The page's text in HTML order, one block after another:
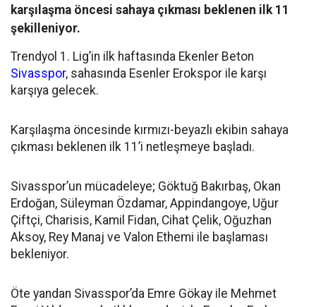
karşılaşma öncesi sahaya çıkması beklenen ilk 11
şekilleniyor.
Trendyol 1. Lig’in ilk haftasında Ekenler Beton
Sivasspor, sahasında Esenler Erokspor ile karşı
karşıya gelecek.
Karşılaşma öncesinde kırmızı-beyazlı ekibin sahaya
çıkması beklenen ilk 11’i netleşmeye başladı.
Sivasspor’un mücadeleye; Göktuğ Bakırbaş, Okan
Erdoğan, Süleyman Özdamar, Appindangoye, Uğur
Çiftçi, Charisis, Kamil Fidan, Cihat Çelik, Oğuzhan
Aksoy, Rey Manaj ve Valon Ethemi ile başlaması
bekleniyor.
Öte yandan Sivasspor’da Emre Gökay ile Mehmet